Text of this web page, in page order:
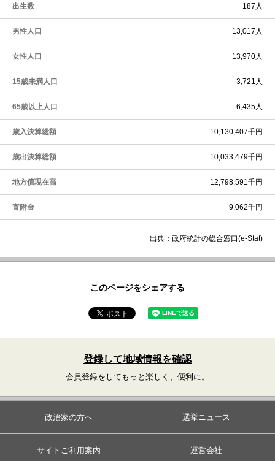
出生数 187人
男性人口 13,017人
女性人口 13,970人
15歳未満人口 3,721人
65歳以上人口 6,435人
歳入決算総額 10,130,407千円
歳出決算総額 10,033,479千円
地方債現在高 12,798,591千円
寄附金 9,062千円
出典： 政府統計の総合窓口(e-Stat)
このページをシェアする
登録して地域情報を確認
会員登録をしてもっと楽しく、便利に。
政治家の方へ 選挙ニュース
サイトご利用案内 運営会社